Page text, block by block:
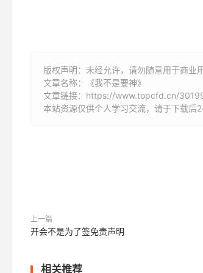
版权声明：未经允许，请勿随意用于商业用
文章名称：《我不是要神》
文章链接： https://www.topcfd.cn/
本站资源仅供个人学习交流，请于下载后
上一篇
开会不是为了签免责声明
相关推荐